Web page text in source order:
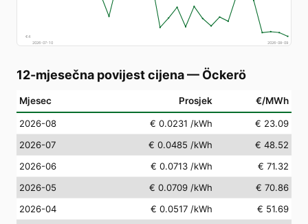
€4
2026-07-10
2026-08-09
12-mjesečna povijest cijena— Öckerö
Mjesec Prosjek €/MWh
2026-08 € 0.0231 /kWh
€ 23.09
2026-07
€ 0.0485 /kWh
€ 48.52
2026-06
€ 0.0713 /kWh
€ 71.32
2026-05
€ 0.0709 /kWh
€ 70.86
2026-04
€ 0.0517 /kWh
€ 51.69